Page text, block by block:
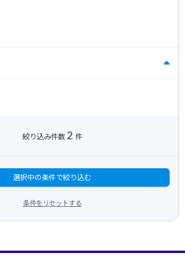
絞り込み件数 2 件
選択中の条件で絞り込む
条件をリセットする